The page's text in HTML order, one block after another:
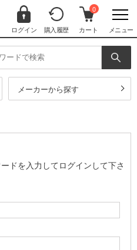
ログイン 購入履歴
0
カート メニュー
メーカーから探す
ドを入力してログインして下さ